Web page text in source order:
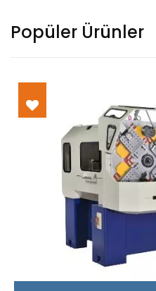
Popüler Ürünler